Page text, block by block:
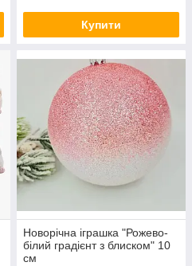
Купити
Новорічна іграшка "Рожево-
білий градієнт з блиском" 10
см